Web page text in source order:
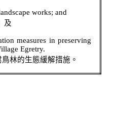
works; and
及
measures in preserving
Egretry.
林的生態緩解措施。